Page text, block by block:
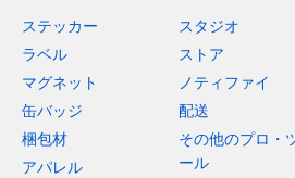
ステッカー
ラベル
マグネット
缶バッジ
梱包材
アパレル
スタジオ
ストア
ノティファイ
配送
その他のプロ・
ール